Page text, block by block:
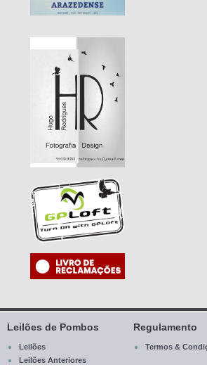
Leilões de Pombos
Leilões
Leilões Anteriores
Regulamento
Termos &